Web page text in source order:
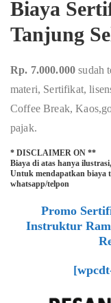
Biaya
Tanjung
Rp. 7.000.000sudah
materi, Sertifikat,
Coffee Break,
pajak.
* DISCLAIMER ON **
Biaya di atas hanya
Untuk mendapatkan biaya
whatsapp/telpon
Promo
Instruktur